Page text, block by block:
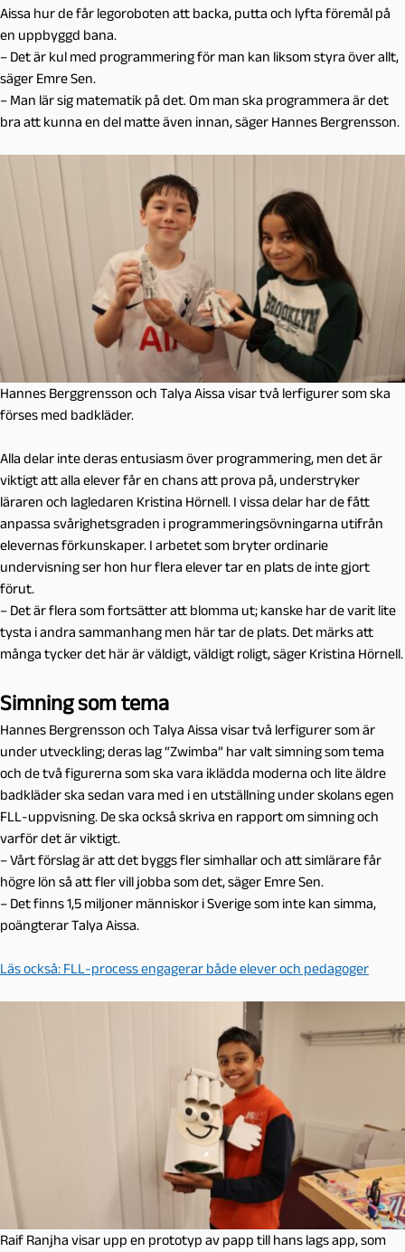
Aissa hur de får legoroboten att backa, putta och lyfta föremål på
en uppbyggd bana.
– Det är kul med programmering för man kan liksom styra över allt,
säger Emre Sen.
– Man lär sig matematik på det. Om man ska programmera är det
bra att kunna en del matte även innan, säger Hannes Bergrensson.
Hannes Berggrensson och Talya Aissa visar två lerfigurer som ska
förses med badkläder.
Alla delar inte deras entusiasm över programmering, men det är
viktigt att alla elever får en chans att prova på, understryker
läraren och lagledaren Kristina Hörnell. I vissa delar har de fått
anpassa svårighetsgraden i programmeringsövningarna utifrån
elevernas förkunskaper. I arbetet som bryter ordinarie
undervisning ser hon hur flera elever tar en plats de inte gjort
förut.
– Det är flera som fortsätter att blomma ut; kanske har de varit lite
tysta i andra sammanhang men här tar de plats. Det märks att
många tycker det här är väldigt, väldigt roligt, säger Kristina Hörnell.
Simning som tema
Hannes Bergrensson och Talya Aissa visar två lerfigurer som är
under utveckling; deras lag “Zwimba” har valt simning som tema
och de två figurerna som ska vara iklädda moderna och lite äldre
badkläder ska sedan vara med i en utställning under skolans egen
FLL-uppvisning. De ska också skriva en rapport om simning och
varför det är viktigt.
– Vårt förslag är att det byggs fler simhallar och att simlärare får
högre lön så att fler vill jobba som det, säger Emre Sen.
– Det finns 1,5 miljoner människor i Sverige som inte kan simma,
poängterar Talya Aissa.
Läs också: FLL-process engagerar både elever och pedagoger
Raif Ranjha visar upp en prototyp av papp till hans lags app, som